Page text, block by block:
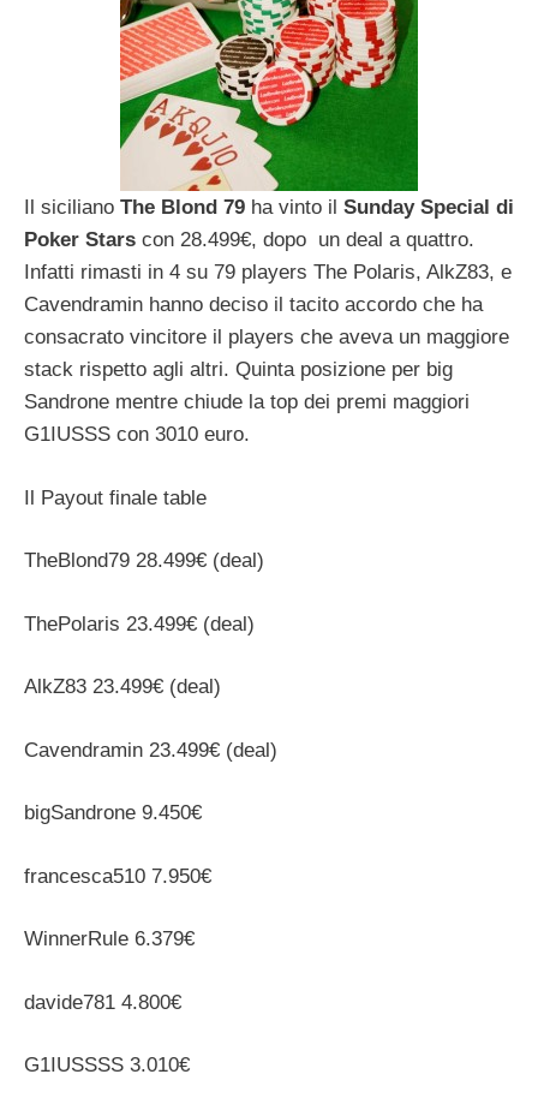
Il siciliano The Blond 79 ha vinto il Sunday Special di
Poker Stars con 28.499€, dopo un deal a quattro.
Infatti rimasti in 4 su 79 players The Polaris, AlkZ83, e
Cavendramin hanno deciso il tacito accordo che ha
consacrato vincitore il players che aveva un maggiore
stack rispetto agli altri. Quinta posizione per big
Sandrone mentre chiude la top dei premi maggiori
G1IUSSS con 3010 euro.
Il Payout finale table
TheBlond79 28.499€ (deal)
ThePolaris 23.499€ (deal)
AlkZ83 23.499€ (deal)
Cavendramin 23.499€ (deal)
bigSandrone 9.450€
francesca510 7.950€
WinnerRule 6.379€
davide781 4.800€
G1IUSSSS 3.010€